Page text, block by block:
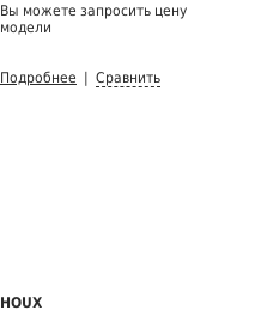
Вы можете запросить цену
модели
Подробнее Сравнить
HOUX